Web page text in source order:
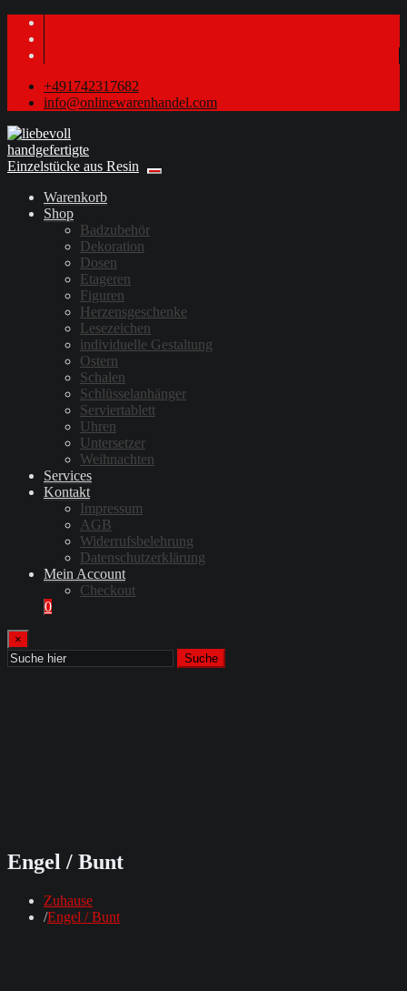
+491742317682
info@onlinewarenhandel.com
Warenkorb
Shop
Badzubehör
Dekoration
Dosen
Etageren
Figuren
Herzensgeschenke
Lesezeichen
individuelle Gestaltung
Ostern
Schalen
Schlüsselanhänger
Serviertablett
Uhren
Untersetzer
Weihnachten
Services
Kontakt
Impressum
AGB
Widerrufsbelehrung
Datenschutzerklärung
Mein Account
Checkout
0
×
Suche
Engel / Bunt
Zuhause
Engel / Bunt